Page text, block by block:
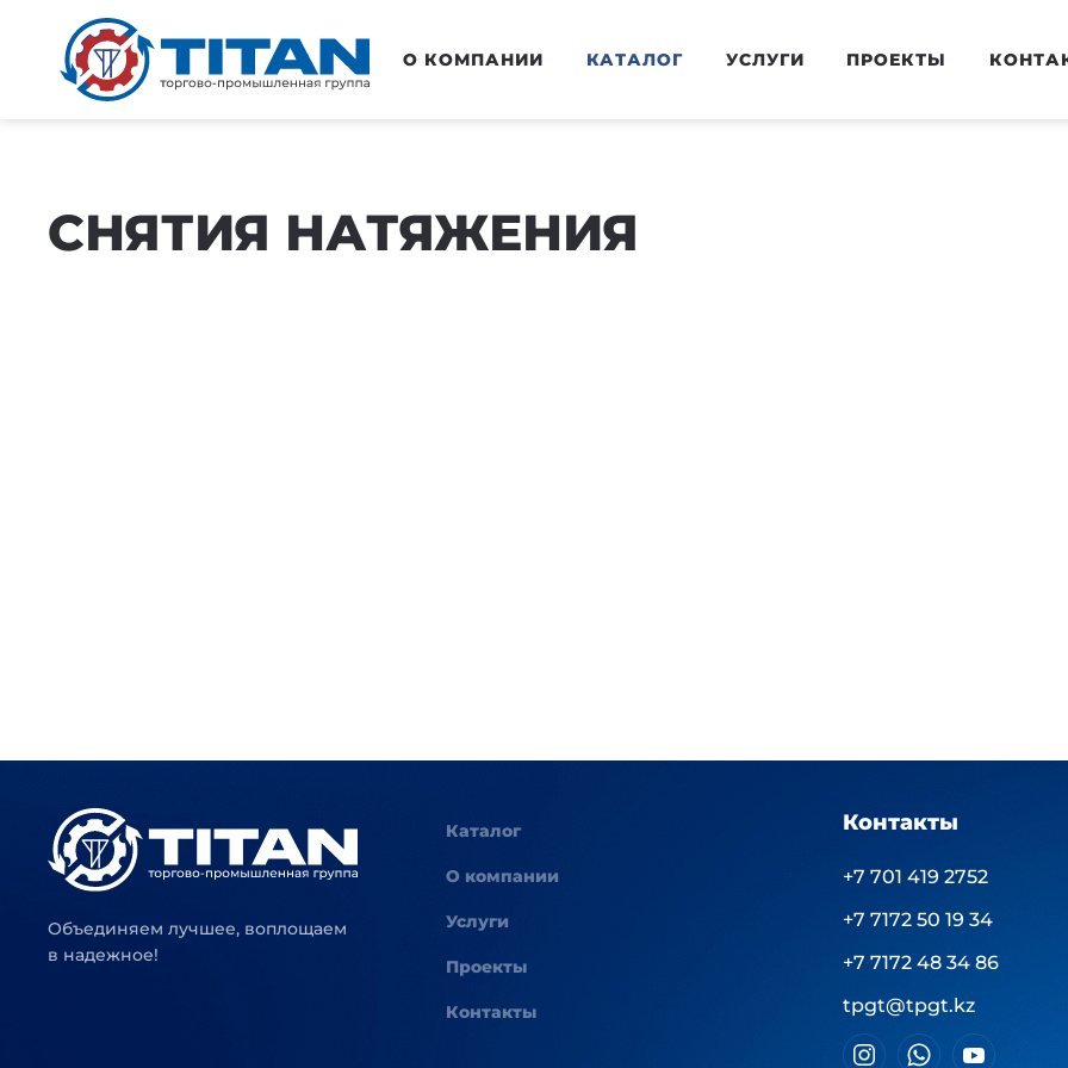
Перейти к основному содержанию О КОМПАНИИ КАТАЛОГ УСЛУГИ ПРОЕКТЫ
СНЯТИЯ НАТЯЖЕНИЯ
Объединяем лучшее, воплощаем
в надежное!
Каталог
О компании
Услуги
Проекты
Контакты
Контакты
+7 701 419 2752
+7 7172 50 19 34
+7 7172 48 34 86
tpgt@tpgt.kz